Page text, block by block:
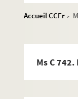
Accueil CCFr >
Ms C
Ms A 201. «